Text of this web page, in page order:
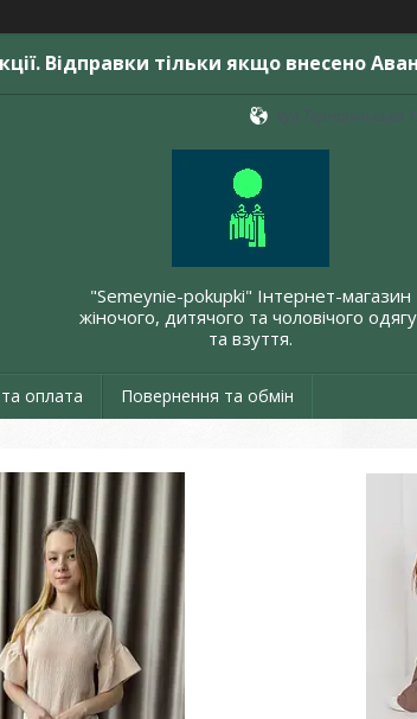
Відправки тільки якщо внесено
"Semeynie-pokupki" Інтернет-магазин
жіночого, дитячого та чоловічого
та взуття.
оплата Повернення та обмін